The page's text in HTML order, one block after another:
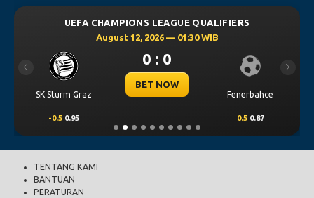
UEFA CHAMPIONS LEAGUE QUALIFIERS
August 12, 2026 — 01:30 WIB
SK Sturm Graz
0 : 0
BET NOW
Fenerbahce
-0.5 0.95 0.5 0.87
Previous Next
TENTANG KAMI
BANTUAN
PERATURAN